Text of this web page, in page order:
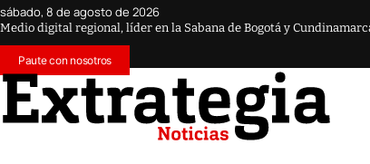
sábado, 8 de agosto de 2026
Medio digital regional, líder en la Sabana de Bogotá y
Paute con nosotros